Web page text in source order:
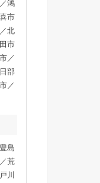
鴻
市
北
市
／
部
／
島
荒
川